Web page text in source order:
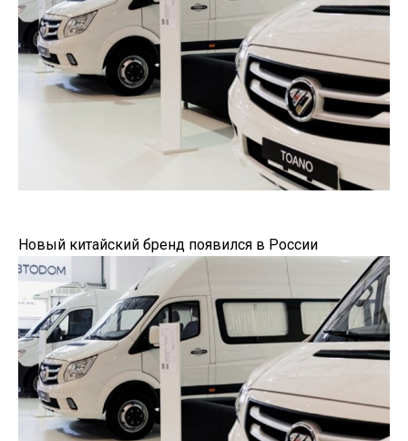
Новый китайский бренд появился в России